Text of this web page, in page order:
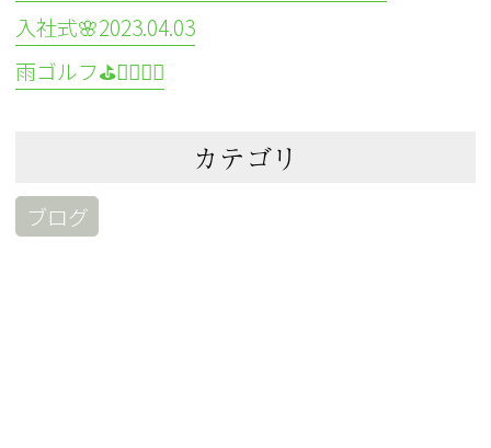
入社式🌸2023.04.03
雨ゴルフ⛳🏌️‍♀️🏌️‍♂️
カテゴリ
ブログ